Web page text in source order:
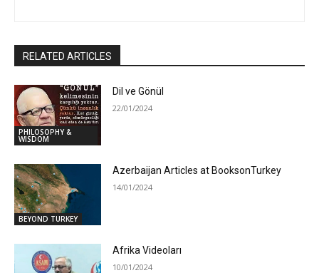
RELATED ARTICLES
PHILOSOPHY &
WISDOM
Dil ve Gönül
22/01/2024
BEYOND TURKEY
Azerbaijan Articles at BooksonTurkey
14/01/2024
Afrika Videoları
10/01/2024